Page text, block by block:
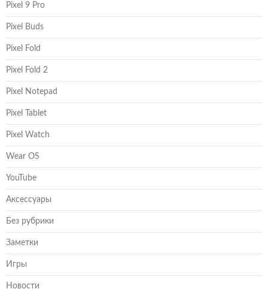
Pixel 9 Pro
Pixel Buds
Pixel Fold
Pixel Fold 2
Pixel Notepad
Pixel Tablet
Pixel Watch
Wear OS
YouTube
Аксессуары
Без рубрики
Заметки
Игры
Новости